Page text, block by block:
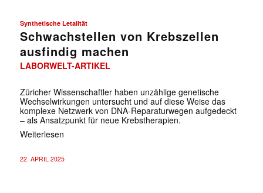
Synthetische Letalität
Schwachstellen von Krebszellen
ausfindig machen
LABORWELT-ARTIKEL
Züricher Wissenschaftler haben unzählige genetische
Wechselwirkungen untersucht und auf diese Weise das
komplexe Netzwerk von DNA-Reparaturwegen aufgedeckt
– als Ansatzpunkt für neue Krebstherapien.
Weiterlesen
22. APRIL 2025